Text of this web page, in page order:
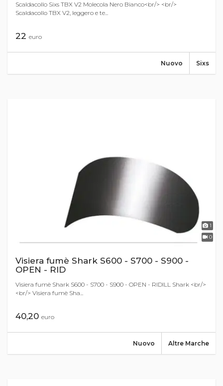
Scaldacollo Sixs TBX V2 Molecola Nero Bianco<br/> <br/>
Scaldacollo TBX V2, leggero e te...
22 euro
Sixs
Nuovo
1
0
Visiera fumè Shark S600 - S700 - S900 -
OPEN - RID
Visiera fumè Shark S600 - S700 - S900 - OPEN - RIDILL Shark <br/>
<br/> Visiera fumè Sha...
40,20 euro
Altre Marche
Nuovo